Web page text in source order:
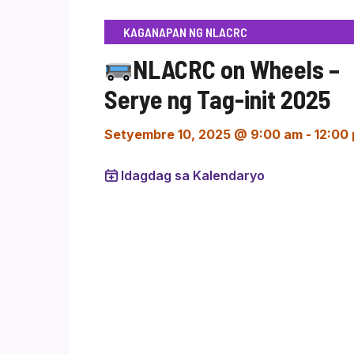
KAGANAPAN NG NLACRC
NLACRC on Wheels –
Serye ng Tag-init 2025
Setyembre 10, 2025 @ 9:00 am - 12:00
Idagdag sa Kalendaryo